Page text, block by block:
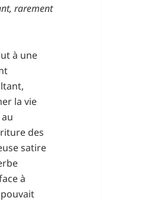
rarement
à une
la vie
des
satire
à